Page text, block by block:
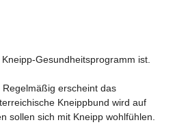
Gesundheitsprogramm ist.
erscheint das
Kneippbund wird auf